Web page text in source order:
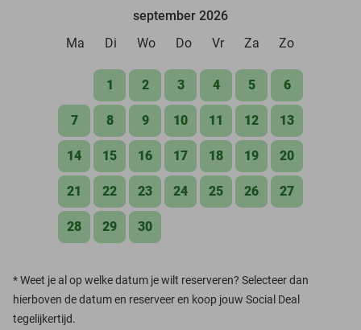
september 2026
Ma
Di Wo Do Vr Za Zo
1 2 3 4 5 6
7 8 9 10 11 12 13
14 15 16 17 18 19 20
21 22 23 24 25 26 27
28 29 30
*Weet je al op welke datum je wilt reserveren? Selecteer dan
hierboven de datum en reserveer en koop jouw Social Deal
tegelijkertijd.